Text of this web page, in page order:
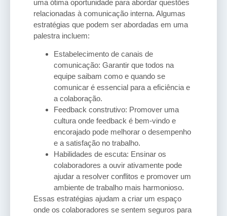
uma ótima oportunidade para abordar questões
relacionadas à comunicação interna. Algumas
estratégias que podem ser abordadas em uma
palestra incluem:
Estabelecimento de canais de
comunicação: Garantir que todos na
equipe saibam como e quando se
comunicar é essencial para a eficiência e
a colaboração.
Feedback construtivo: Promover uma
cultura onde feedback é bem-vindo e
encorajado pode melhorar o desempenho
e a satisfação no trabalho.
Habilidades de escuta: Ensinar os
colaboradores a ouvir ativamente pode
ajudar a resolver conflitos e promover um
ambiente de trabalho mais harmonioso.
Essas estratégias ajudam a criar um espaço
onde os colaboradores se sentem seguros para